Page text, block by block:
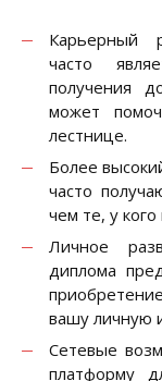
Карьерный
часто
получения
может
лестнице.
Более
часто
чем те, у кого
Личное
диплома
вашу личную
Сетевые
платформу